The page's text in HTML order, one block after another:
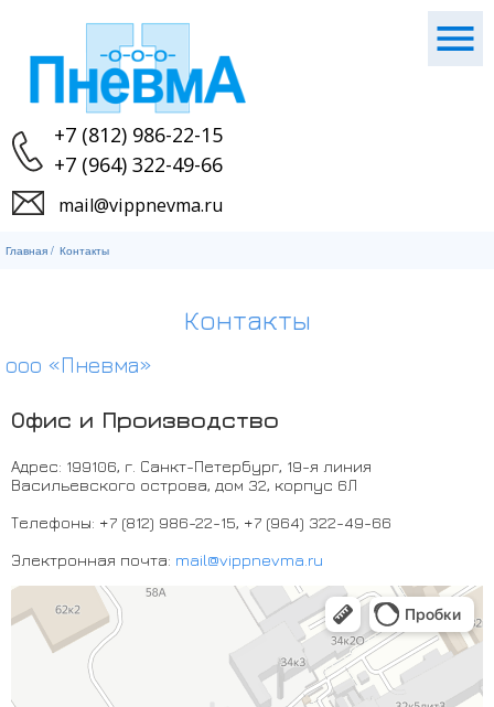
+7 (812) 986-22-15
+7 (964) 322-49-66
mail@vippnevma.ru
Главная / Контакты
Контакты
ооо «Пневма»
Офис и Производство
Адрес: 199106, г. Санкт-Петербург, 19-я линия
Васильевского острова, дом 32, корпус 6Л
Телефоны: +7 (812) 986-22-15, +7 (964) 322-49-66
Электронная почта: mail@vippnevma.ru